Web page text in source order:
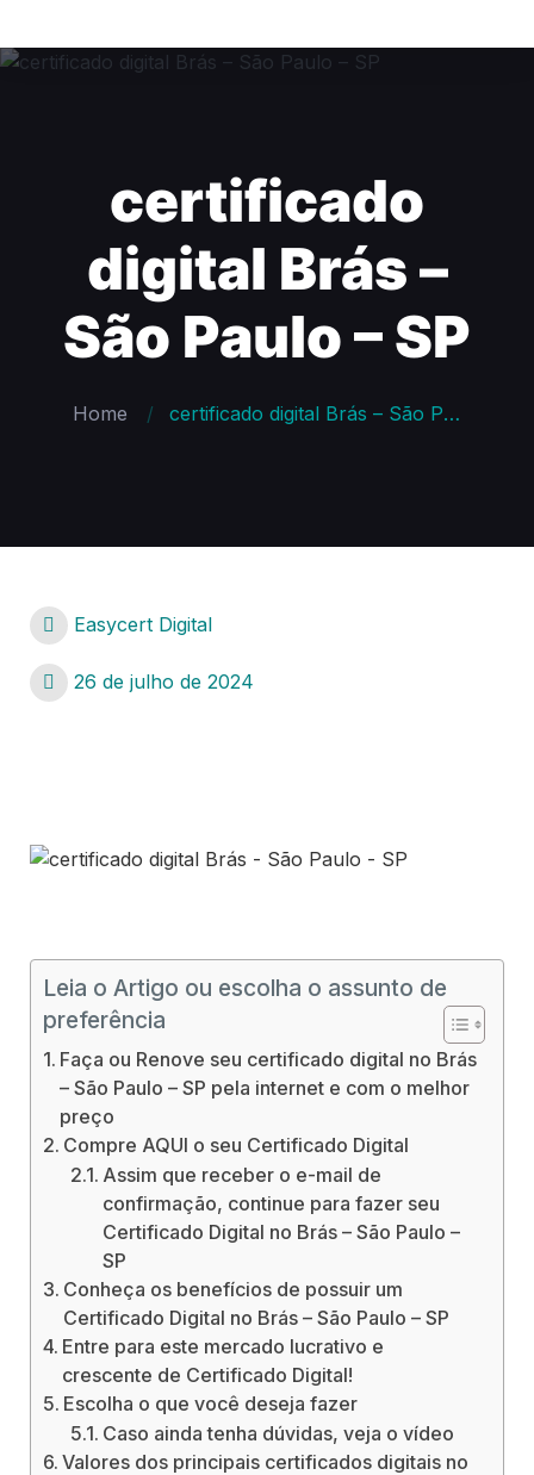
certificado
digital Brás –
São Paulo – SP
Home certificado digital Brás – São Paulo – SP
Easycert Digital
26 de julho de 2024
Leia o Artigo ou escolha o assunto de
preferência
Faça ou Renove seu certificado digital no Brás
– São Paulo – SP pela internet e com o melhor
preço
Compre AQUI o seu Certificado Digital
Assim que receber o e-mail de
confirmação, continue para fazer seu
Certificado Digital no Brás – São Paulo –
SP
Conheça os benefícios de possuir um
Certificado Digital no Brás – São Paulo – SP
Entre para este mercado lucrativo e
crescente de Certificado Digital!
Escolha o que você deseja fazer
Caso ainda tenha dúvidas, veja o vídeo
Valores dos principais certificados digitais no